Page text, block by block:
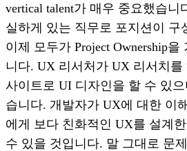
vertical talent가 매우 중요했습니
실하게 있는 직무로 포지션이 구
이제 모두가 Project Ownership
니다. UX 리서처가 UX 리서치를
사이트로 UI 디자인을 할 수 있
습니다. 개발자가 UX에 대한 이
에게 보다 친화적인 UX를 설계
수 있을 것입니다. 말 그대로 문